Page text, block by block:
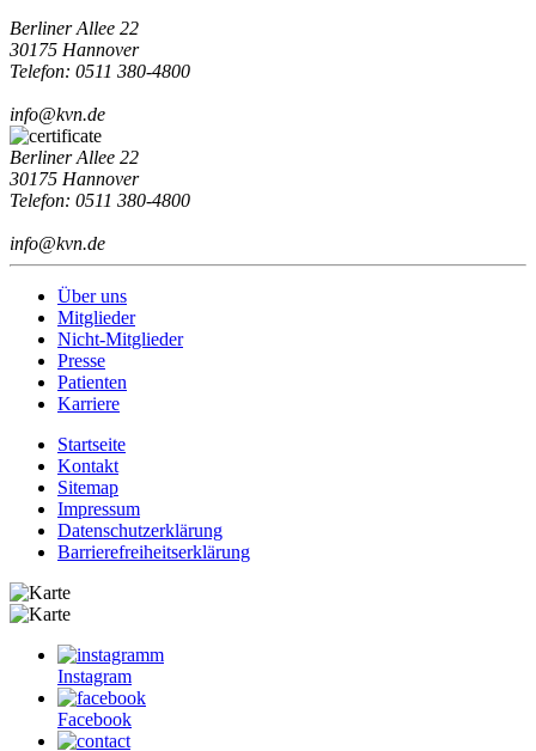
Berliner Allee 22
30175 Hannover
Telefon: 0511 380-4800
info@kvn.de
Berliner Allee 22
30175 Hannover
Telefon: 0511 380-4800
info@kvn.de
Über uns
Mitglieder
Nicht-Mitglieder
Presse
Patienten
Karriere
Startseite
Kontakt
Sitemap
Impressum
Datenschutzerklärung
Barrierefreiheitserklärung
Instagram
Facebook